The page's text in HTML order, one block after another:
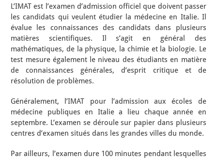
L’IMAT est l’examen d’admission officiel que doivent passer
les candidats qui veulent étudier la médecine en Italie. Il
évalue les connaissances des candidats dans plusieurs
matières scientifiques. Il s’agit en général des
mathématiques, de la physique, la chimie et la biologie. Le
test mesure également le niveau des étudiants en matière
de connaissances générales, d’esprit critique et de
résolution de problèmes.
Généralement, l’IMAT pour l’admission aux écoles de
médecine publiques en Italie a lieu chaque année en
septembre. L’examen se déroule sur papier dans plusieurs
centres d’examen situés dans les grandes villes du monde.
Par ailleurs, l’examen dure 100 minutes pendant lesquelles